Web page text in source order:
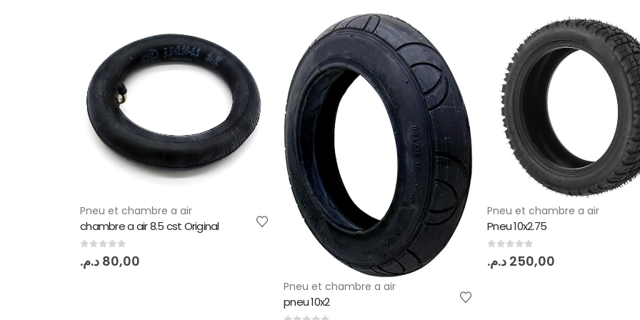
Pneu et chambre a air
Pneu 10x2.75
out of 5
250,00
Pneu et chambre a air
pneu 8 1/2 x 3
0out of 5
260,00